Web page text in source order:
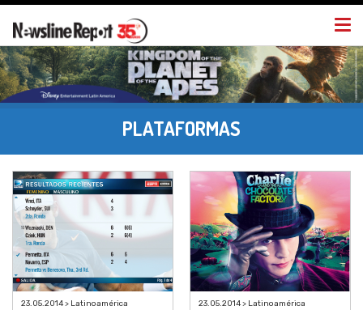
PLATAFORMAS
23.05.2014 > Latinoamérica 23.05.2014 > Latinoamérica